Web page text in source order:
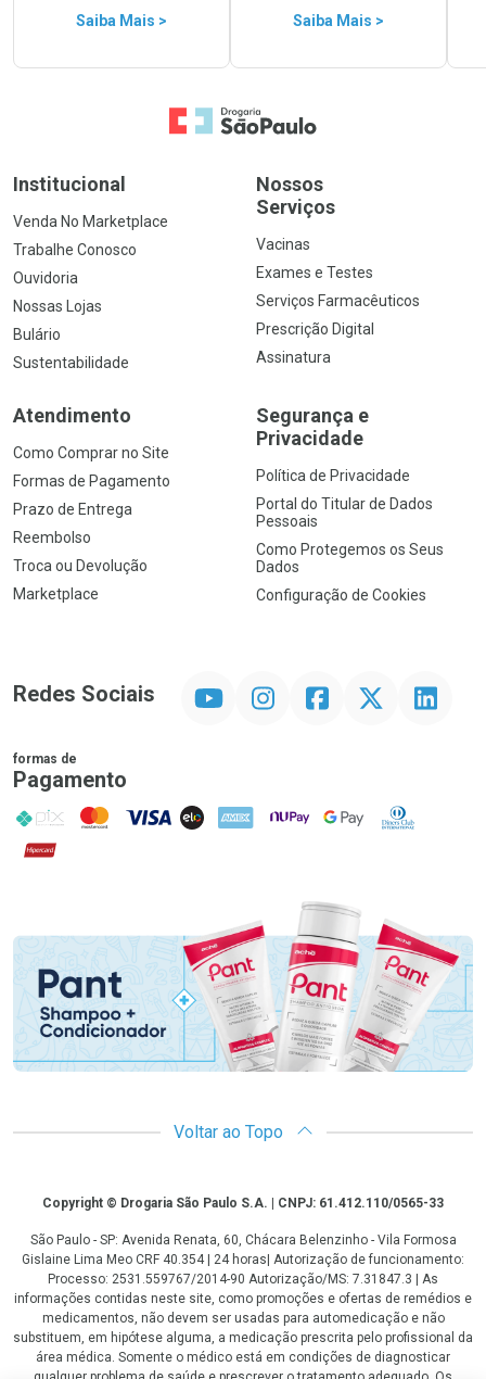
Saiba Mais > Saiba Mais >
Ir para a Home
Institucional
Venda No Marketplace
Trabalhe Conosco
Ouvidoria
Nossas Lojas
Bulário
Sustentabilidade
Nossos
Serviços
Vacinas
Exames e Testes
Serviços Farmacêuticos
Prescrição Digital
Assinatura
Atendimento
Como Comprar no Site
Formas de Pagamento
Prazo de Entrega
Reembolso
Troca ou Devolução
Marketplace
Segurança e
Privacidade
Política de Privacidade
Portal do Titular de Dados
Pessoais
Como Protegemos os Seus
Dados
Configuração de Cookies
Redes Sociais InstagramFacebook Linkedin
formas de
Pagamento
PIX MasterCard
VISA ELO AMEX NuPay Google PayDiners Club
Hipercard
Promoção em Destaque
Voltar ao Topo
CopyrightCopyright © Drogaria São Paulo S.A. | CNPJ: 61.412.110/0565-33
São Paulo - SP: Avenida Renata, 60, Chácara Belenzinho - Vila Formosa
Gislaine Lima Meo CRF 40.354 | 24 horas| Autorização de funcionamento:
Processo: 2531.559767/2014-90 Autorização/MS: 7.31847.3 | As
informações contidas neste site, como promoções e ofertas de remédios e
medicamentos, não devem ser usadas para automedicação e não
substituem, em hipótese alguma, a medicação prescrita pelo profissional da
área médica. Somente o médico está em condições de diagnosticar